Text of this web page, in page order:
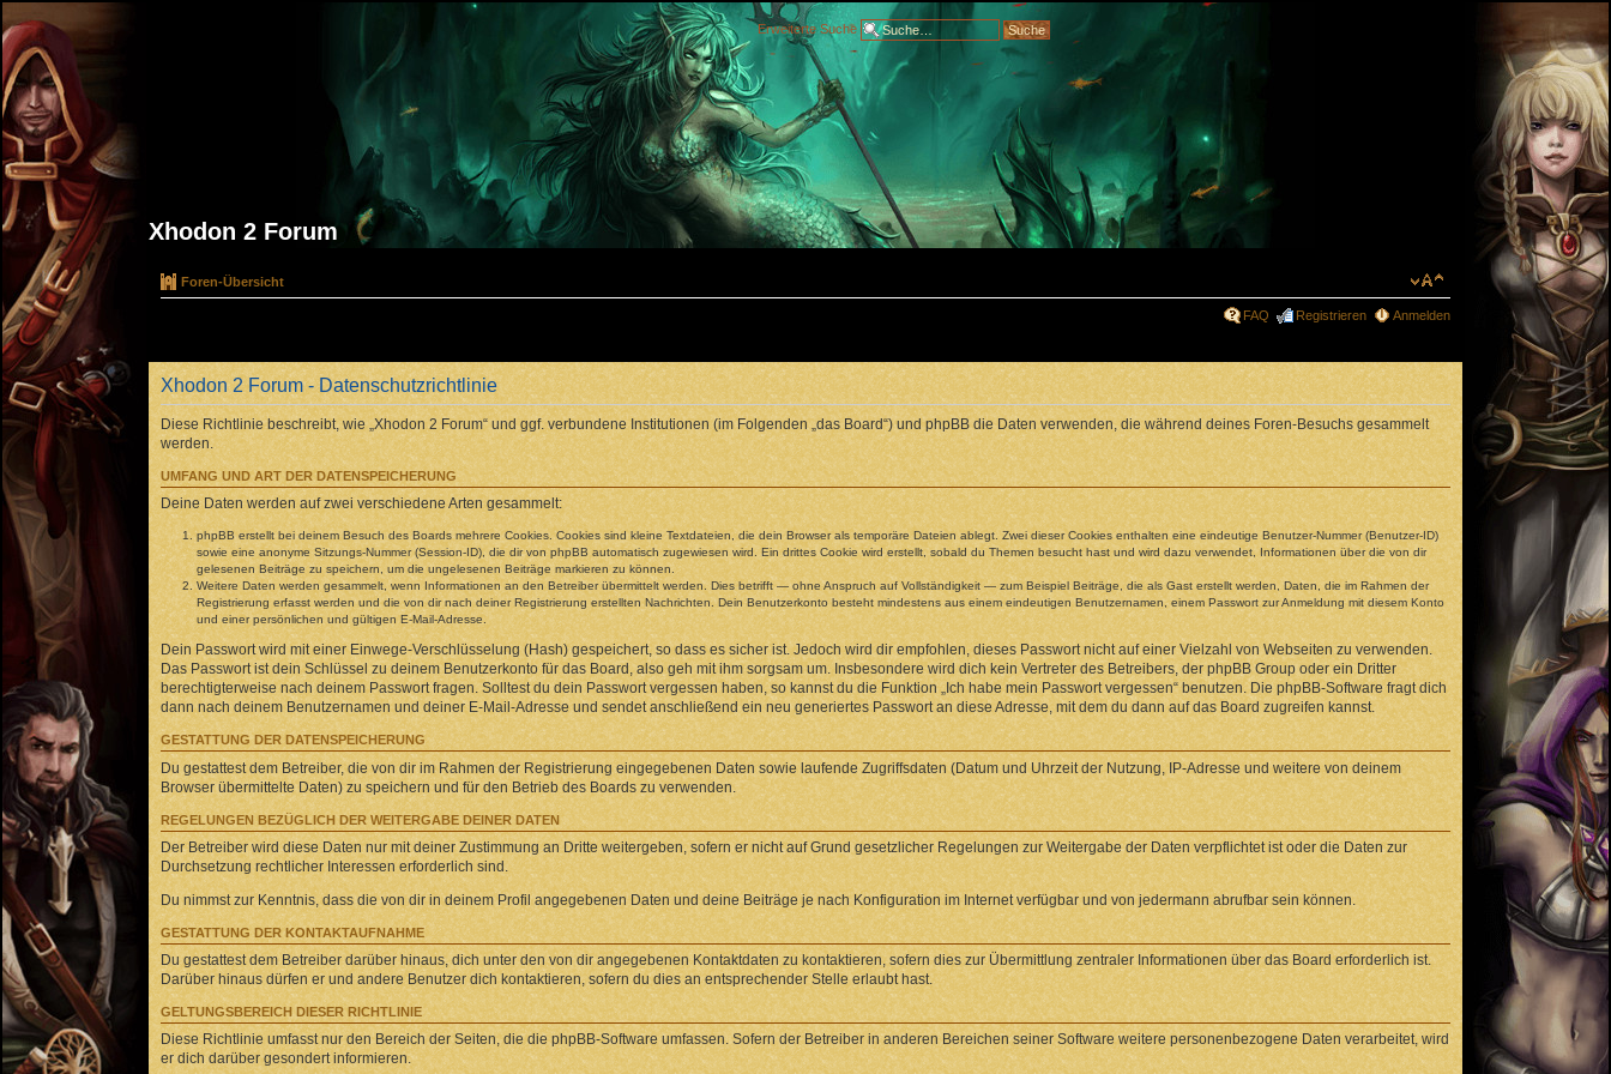
Erweiterte Suche
Xhodon 2 Forum
Foren-Übersicht
FAQ Registrieren Anmelden
Xhodon 2 Forum - Datenschutzrichtlinie
Diese Richtlinie beschreibt, wie „Xhodon 2 Forum“ und ggf. verbundene Institutionen (im Folgenden „das Board“) und phpBB die Daten verwenden, die während deines Foren-Besuchs gesammelt
werden.
UMFANG UND ART DER DATENSPEICHERUNG
Deine Daten werden auf zwei verschiedene Arten gesammelt:
phpBB erstellt bei deinem Besuch des Boards mehrere Cookies. Cookies sind kleine Textdateien, die dein Browser als temporäre Dateien ablegt. Zwei dieser Cookies enthalten eine eindeutige Benutzer-Nummer (Benutzer-ID)
sowie eine anonyme Sitzungs-Nummer (Session-ID), die dir von phpBB automatisch zugewiesen wird. Ein drittes Cookie wird erstellt, sobald du Themen besucht hast und wird dazu verwendet, Informationen über die von dir
gelesenen Beiträge zu speichern, um die ungelesenen Beiträge markieren zu können.
Weitere Daten werden gesammelt, wenn Informationen an den Betreiber übermittelt werden. Dies betrifft — ohne Anspruch auf Vollständigkeit — zum Beispiel Beiträge, die als Gast erstellt werden, Daten, die im Rahmen der
Registrierung erfasst werden und die von dir nach deiner Registrierung erstellten Nachrichten. Dein Benutzerkonto besteht mindestens aus einem eindeutigen Benutzernamen, einem Passwort zur Anmeldung mit diesem Konto
und einer persönlichen und gültigen E-Mail-Adresse.
Dein Passwort wird mit einer Einwege-Verschlüsselung (Hash) gespeichert, so dass es sicher ist. Jedoch wird dir empfohlen, dieses Passwort nicht auf einer Vielzahl von Webseiten zu verwenden.
Das Passwort ist dein Schlüssel zu deinem Benutzerkonto für das Board, also geh mit ihm sorgsam um. Insbesondere wird dich kein Vertreter des Betreibers, der phpBB Group oder ein Dritter
berechtigterweise nach deinem Passwort fragen. Solltest du dein Passwort vergessen haben, so kannst du die Funktion „Ich habe mein Passwort vergessen“ benutzen. Die phpBB-Software fragt dich
dann nach deinem Benutzernamen und deiner E-Mail-Adresse und sendet anschließend ein neu generiertes Passwort an diese Adresse, mit dem du dann auf das Board zugreifen kannst.
GESTATTUNG DER DATENSPEICHERUNG
Du gestattest dem Betreiber, die von dir im Rahmen der Registrierung eingegebenen Daten sowie laufende Zugriffsdaten (Datum und Uhrzeit der Nutzung, IP-Adresse und weitere von deinem
Browser übermittelte Daten) zu speichern und für den Betrieb des Boards zu verwenden.
REGELUNGEN BEZÜGLICH DER WEITERGABE DEINER DATEN
Der Betreiber wird diese Daten nur mit deiner Zustimmung an Dritte weitergeben, sofern er nicht auf Grund gesetzlicher Regelungen zur Weitergabe der Daten verpflichtet ist oder die Daten zur
Durchsetzung rechtlicher Interessen erforderlich sind.
Du nimmst zur Kenntnis, dass die von dir in deinem Profil angegebenen Daten und deine Beiträge je nach Konfiguration im Internet verfügbar und von jedermann abrufbar sein können.
GESTATTUNG DER KONTAKTAUFNAHME
Du gestattest dem Betreiber darüber hinaus, dich unter den von dir angegebenen Kontaktdaten zu kontaktieren, sofern dies zur Übermittlung zentraler Informationen über das Board erforderlich ist.
Darüber hinaus dürfen er und andere Benutzer dich kontaktieren, sofern du dies an entsprechender Stelle erlaubt hast.
GELTUNGSBEREICH DIESER RICHTLINIE
Diese Richtlinie umfasst nur den Bereich der Seiten, die die phpBB-Software umfassen. Sofern der Betreiber in anderen Bereichen seiner Software weitere personenbezogene Daten verarbeitet, wird
er dich darüber gesondert informieren.